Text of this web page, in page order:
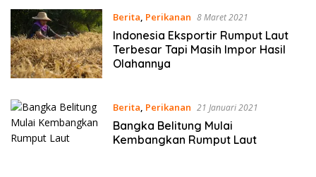
Berita, Perikanan 8 Maret 2021
Indonesia Eksportir Rumput Laut
Terbesar Tapi Masih Impor Hasil
Olahannya
Berita, Perikanan 21 Januari 2021
Bangka Belitung Mulai
Kembangkan Rumput Laut